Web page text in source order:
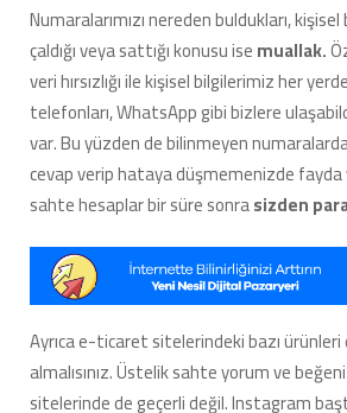
Numaralarımızı nereden buldukları,
çaldığı veya sattığı konusu isemuallak.
veri hırsızlığı ile kişisel bilgilerimiz her
telefonları, WhatsApp gibi bizlere
var. Bu yüzden de bilinmeyen
cevap verip hataya düşmemenizde fayda
sahte hesaplar bir süre sonrasizden
Ayrıca e-ticaret sitelerindeki bazı
almalısınız. Üstelik sahte yorum ve
sitelerinde de geçerli değil. Instagram